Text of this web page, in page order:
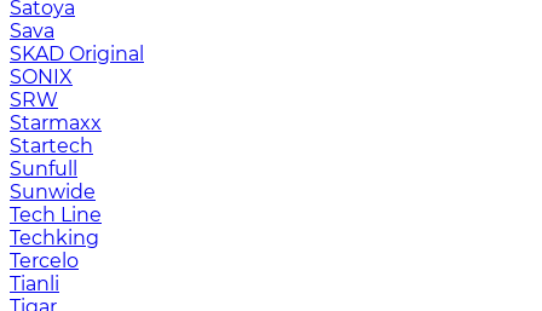
Satoya
Sava
SKAD Original
SONIX
SRW
Starmaxx
Startech
Sunfull
Sunwide
Tech Line
Techking
Tercelo
Tianli